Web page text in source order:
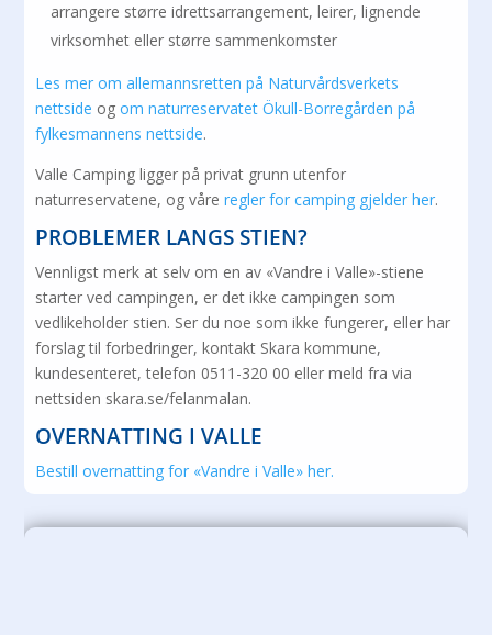
arrangere større idrettsarrangement, leirer, lignende
virksomhet eller større sammenkomster
Les mer om allemannsretten på Naturvårdsverkets
nettside ogom naturreservatet Ökull-Borregården på
fylkesmannens nettside.
Valle Camping ligger på privat grunn utenfor
naturreservatene, og våreregler for camping gjelder her.
PROBLEMER LANGS STIEN?
Vennligst merk at selv om en av «Vandre i Valle»-stiene
starter ved campingen, er det ikke campingen som
vedlikeholder stien. Ser du noe som ikke fungerer, eller har
forslag til forbedringer, kontakt Skara kommune,
kundesenteret, telefon 0511-320 00 eller meld fra via
nettsiden skara.se/felanmalan.
OVERNATTING I VALLE
Bestill overnatting for «Vandre i Valle» her.